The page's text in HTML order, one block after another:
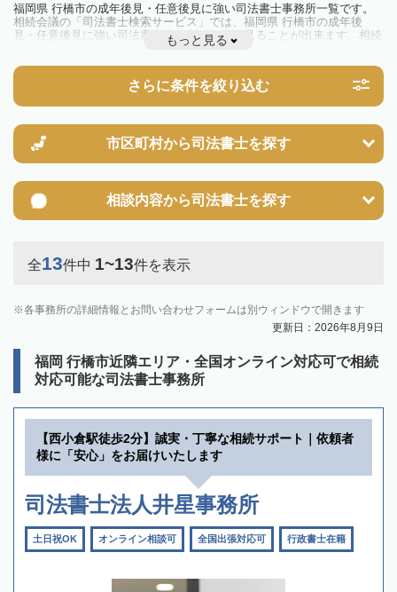
福岡県 行橋市の成年後見・任意後見に強い司法書士事務所一覧です。
相続会議の「司法書士検索サービス」では、福岡県 行橋市の成年後
見・任意後見に強い司法書士事務所を一覧で見ることが出来ます。相続
のトラブルやお悩みを抱えている方は一度近隣の司法書士に相談してみ
もっと見る
さらに条件を絞り込む
市区町村から司法書士を探す
相談内容から司法書士を探す
全13件中 1~13件を表示
各事務所の詳細情報とお問い合わせフォームは別ウィンドウで開きます
更新日：2026年8月9日
福岡 行橋市近隣エリア・全国オンライン対応可で相続
対応可能な司法書士事務所
【西小倉駅徒歩2分】誠実・丁寧な相続サポート｜依頼者
様に「安心」をお届けいたします
司法書士法人井星事務所
土日祝OK オンライン相談可 全国出張対応可 行政書士在籍